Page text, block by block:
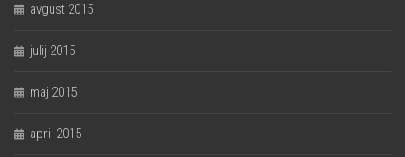
avgust 2015
julij 2015
maj 2015
april 2015